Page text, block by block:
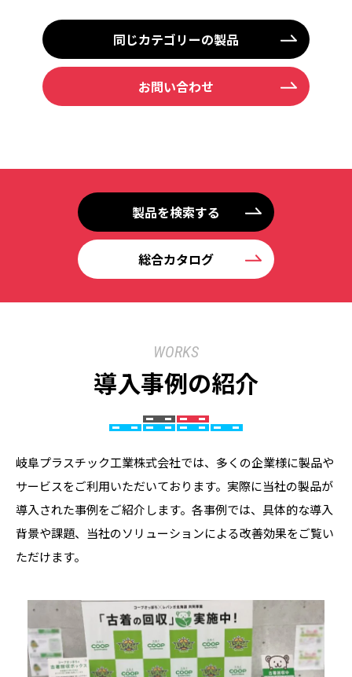
同じカテゴリーの製品
お問い合わせ
製品を検索する
総合カタログ
WORKS
導入事例の紹介
岐阜プラスチック工業株式会社では、多くの企業様に製品や
サービスをご利用いただいております。実際に当社の製品が
導入された事例をご紹介します。各事例では、具体的な導入
背景や課題、当社のソリューションによる改善効果をご覧い
ただけます。